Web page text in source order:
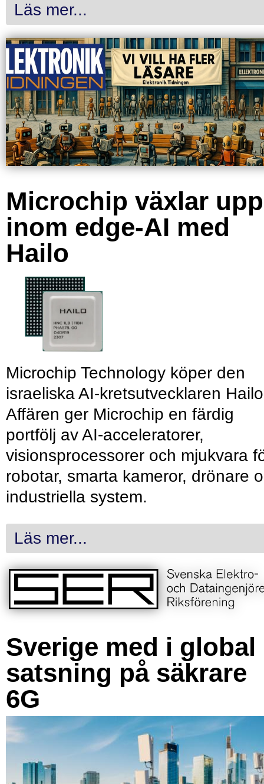
Läs mer...
Microchip växlar upp
inom edge-AI med
Hailo
Microchip Technology köper den
israeliska AI-kretsutvecklaren
Affären ger Microchip en färdig
portfölj av AI-acceleratorer,
visionsprocessorer och mjukvara
robotar, smarta kameror, drönare
industriella system.
Läs mer...
Sverige med i global
satsning på säkrare
6G